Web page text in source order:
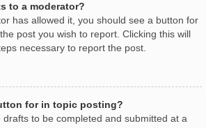
to a moderator?
has allowed it, you should see a button for
post you wish to report. Clicking this will
necessary to report the post.
for in topic posting?
to be completed and submitted at a